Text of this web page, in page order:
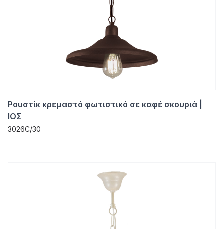
Ρουστίκ κρεμαστό φωτιστικό σε καφέ σκουριά |
ΙΟΣ
3026C/30